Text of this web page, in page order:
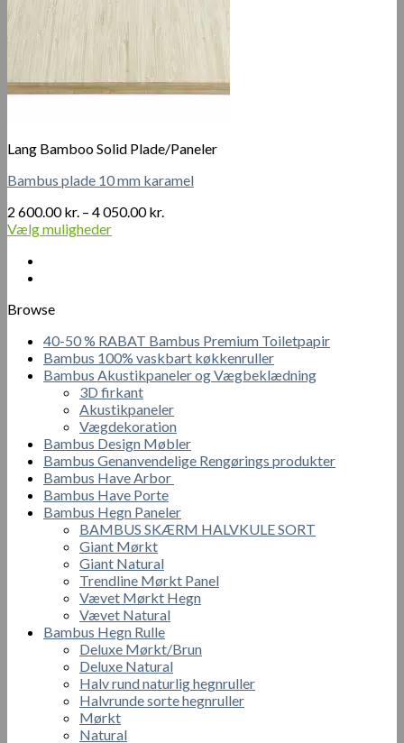
Lang Bamboo Solid Plade/Paneler
Bambus plade 10 mm karamel
2 600.00kr. – 4 050.00kr.
Vælg muligheder
vare
varianter.
kan
vælges
varesiden
Browse
40-50 % RABAT Bambus Premium Toiletpapir
Bambus 100% vaskbart køkkenruller
Bambus Akustikpaneler og Vægbeklædning
3D firkant
Akustikpaneler
Vægdekoration
Bambus Design Møbler
Bambus Genanvendelige Rengørings produkter
Bambus Have Arbor
Bambus Have Porte
Bambus Hegn Paneler
BAMBUS SKÆRM HALVKULE SORT
Giant Mørkt
Giant Natural
Trendline Mørkt Panel
Vævet Mørkt Hegn
Vævet Natural
Bambus Hegn Rulle
Deluxe Mørkt/Brun
Deluxe Natural
Halv rund naturlig hegnruller
Halvrunde sorte hegnruller
Mørkt
Natural